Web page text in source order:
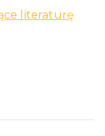
literaturę